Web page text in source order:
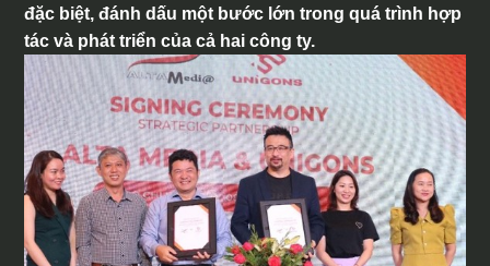
đặc biệt, đánh dấu một bước lớn trong quá trình hợp
tác và phát triển của cả hai công ty.